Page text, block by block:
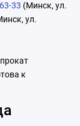
33 (Минск, ул.
ул.
к